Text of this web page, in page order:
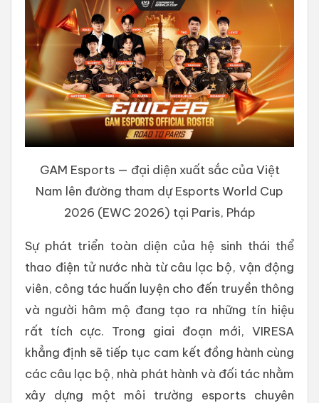
GAM Esports — đại diện xuất sắc của Việt
Nam lên đường tham dự Esports World Cup
2026 (EWC 2026) tại Paris, Pháp
Sự phát triển toàn diện của hệ sinh thái thể
thao điện tử nước nhà từ câu lạc bộ, vận động
viên, công tác huấn luyện cho đến truyền thông
và người hâm mộ đang tạo ra những tín hiệu
rất tích cực. Trong giai đoạn mới, VIRESA
khẳng định sẽ tiếp tục cam kết đồng hành cùng
các câu lạc bộ, nhà phát hành và đối tác nhằm
xây dựng một môi trường esports chuyên